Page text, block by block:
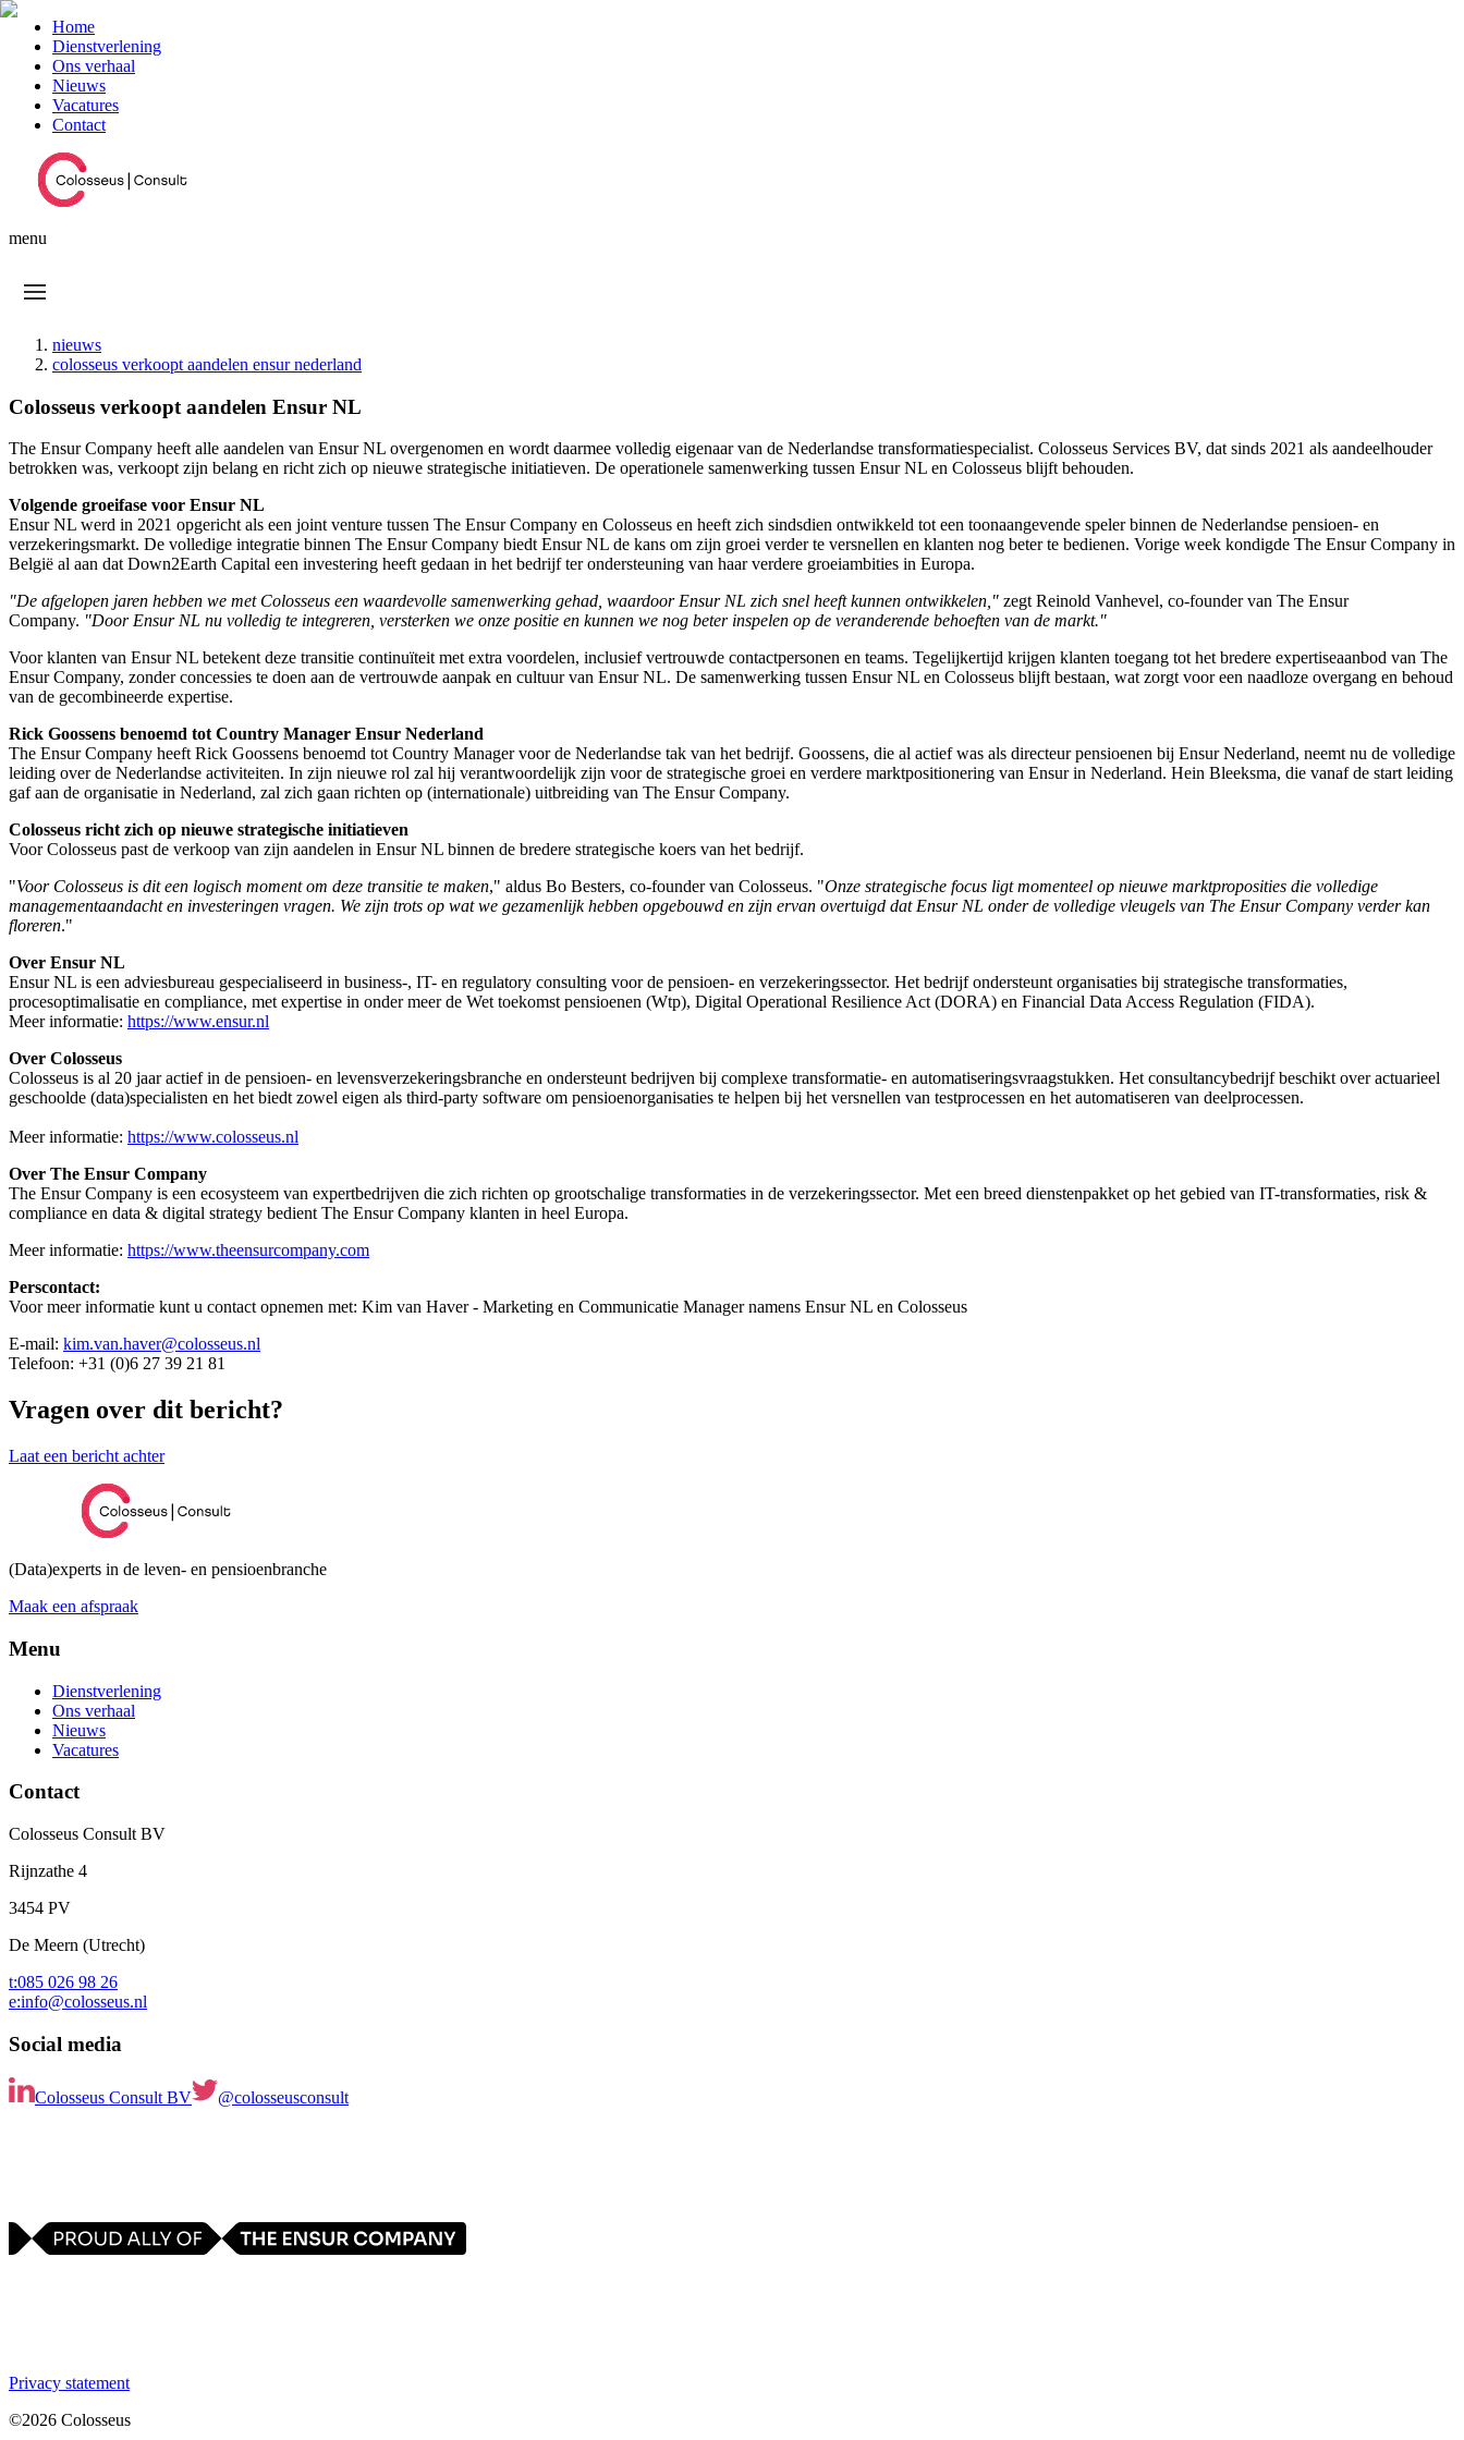
Home
Dienstverlening
Ons verhaal
Nieuws
Vacatures
Contact
menu
nieuws
colosseus verkoopt aandelen ensur nederland
Colosseus verkoopt aandelen Ensur NL
The Ensur Company heeft alle aandelen van Ensur NL overgenomen en wordt daarmee volledig eigenaar van de Nederlandse transformatiespecialist. Colosseus Services BV, dat sinds 2021 als aandeelhouder
betrokken was, verkoopt zijn belang en richt zich op nieuwe strategische initiatieven. De operationele samenwerking tussen Ensur NL en Colosseus blijft behouden.
Volgende groeifase voor Ensur NL
Ensur NL werd in 2021 opgericht als een joint venture tussen The Ensur Company en Colosseus en heeft zich sindsdien ontwikkeld tot een toonaangevende speler binnen de Nederlandse pensioen- en
verzekeringsmarkt. De volledige integratie binnen The Ensur Company biedt Ensur NL de kans om zijn groei verder te versnellen en klanten nog beter te bedienen. Vorige week kondigde The Ensur Company in
België al aan dat Down2Earth Capital een investering heeft gedaan in het bedrijf ter ondersteuning van haar verdere groeiambities in Europa.
"De afgelopen jaren hebben we met Colosseus een waardevolle samenwerking gehad, waardoor Ensur NL zich snel heeft kunnen ontwikkelen," zegt Reinold Vanhevel, co-founder van The Ensur
Company. "Door Ensur NL nu volledig te integreren, versterken we onze positie en kunnen we nog beter inspelen op de veranderende behoeften van de markt."
Voor klanten van Ensur NL betekent deze transitie continuïteit met extra voordelen, inclusief vertrouwde contactpersonen en teams. Tegelijkertijd krijgen klanten toegang tot het bredere expertiseaanbod van The
Ensur Company, zonder concessies te doen aan de vertrouwde aanpak en cultuur van Ensur NL. De samenwerking tussen Ensur NL en Colosseus blijft bestaan, wat zorgt voor een naadloze overgang en behoud
van de gecombineerde expertise.
Rick Goossens benoemd tot Country Manager Ensur Nederland
The Ensur Company heeft Rick Goossens benoemd tot Country Manager voor de Nederlandse tak van het bedrijf. Goossens, die al actief was als directeur pensioenen bij Ensur Nederland, neemt nu de volledige
leiding over de Nederlandse activiteiten. In zijn nieuwe rol zal hij verantwoordelijk zijn voor de strategische groei en verdere marktpositionering van Ensur in Nederland. Hein Bleeksma, die vanaf de start leiding
gaf aan de organisatie in Nederland, zal zich gaan richten op (internationale) uitbreiding van The Ensur Company.
Colosseus richt zich op nieuwe strategische initiatieven
Voor Colosseus past de verkoop van zijn aandelen in Ensur NL binnen de bredere strategische koers van het bedrijf.
"Voor Colosseus is dit een logisch moment om deze transitie te maken," aldus Bo Besters, co-founder van Colosseus. "Onze strategische focus ligt momenteel op nieuwe marktproposities die volledige
managementaandacht en investeringen vragen. We zijn trots op wat we gezamenlijk hebben opgebouwd en zijn ervan overtuigd dat Ensur NL onder de volledige vleugels van The Ensur Company verder kan
floreren."
Over Ensur NL
Ensur NL is een adviesbureau gespecialiseerd in business-, IT- en regulatory consulting voor de pensioen- en verzekeringssector. Het bedrijf ondersteunt organisaties bij strategische transformaties,
procesoptimalisatie en compliance, met expertise in onder meer de Wet toekomst pensioenen (Wtp), Digital Operational Resilience Act (DORA) en Financial Data Access Regulation (FIDA).
Meer informatie: https://www.ensur.nl
Over Colosseus
Colosseus is al 20 jaar actief in de pensioen- en levensverzekeringsbranche en ondersteunt bedrijven bij complexe transformatie- en automatiseringsvraagstukken. Het consultancybedrijf beschikt over actuarieel
geschoolde (data)specialisten en het biedt zowel eigen als third-party software om pensioenorganisaties te helpen bij het versnellen van testprocessen en het automatiseren van deelprocessen.
Meer informatie: https://www.colosseus.nl
Over The Ensur Company
The Ensur Company is een ecosysteem van expertbedrijven die zich richten op grootschalige transformaties in de verzekeringssector. Met een breed dienstenpakket op het gebied van IT-transformaties, risk &
compliance en data & digital strategy bedient The Ensur Company klanten in heel Europa.
Meer informatie: https://www.theensurcompany.com
Perscontact:
Voor meer informatie kunt u contact opnemen met: Kim van Haver - Marketing en Communicatie Manager namens Ensur NL en Colosseus
E-mail: kim.van.haver@colosseus.nl
Telefoon: +31 (0)6 27 39 21 81
Vragen over dit bericht?
Laat een bericht achter
(Data)experts in de leven- en pensioenbranche
Maak een afspraak
Menu
Dienstverlening
Ons verhaal
Nieuws
Vacatures
Contact
Colosseus Consult BV
Rijnzathe 4
3454 PV
De Meern (Utrecht)
t:085 026 98 26
e:info@colosseus.nl
Social media
Colosseus Consult BV @colosseusconsult
Privacy statement
©2026 Colosseus